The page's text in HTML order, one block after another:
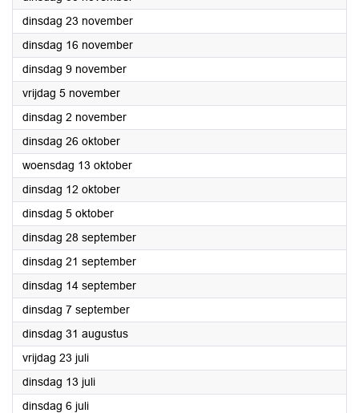
dinsdag 23 november2021
dinsdag 16 november2021
dinsdag 9 november2021
vrijdag 5 november2021
dinsdag 2 november2021
dinsdag 26 oktober2021
woensdag 13 oktober2021
dinsdag 12 oktober2021
dinsdag 5 oktober2021
dinsdag 28 september2021
dinsdag 21 september2021
dinsdag 14 september2021
dinsdag 7 september2021
dinsdag 31 augustus2021
vrijdag 23 juli2021
dinsdag 13 juli2021
dinsdag 6 juli2021